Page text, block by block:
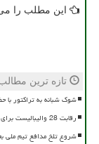
این مطلب را
تازه ترین
شوک شبانه به تراکتور با
رقابت 28 والیبالیست برای حضور در لیست نهائی تیم ملی
شروع تلخ مدافع تیم ملی